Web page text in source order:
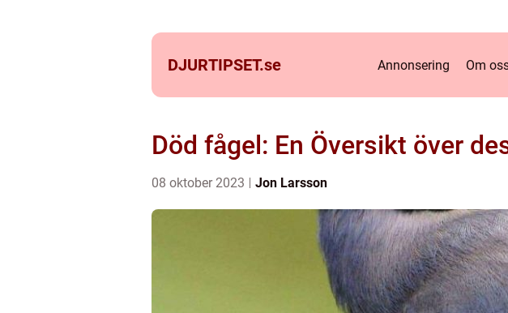
DJURTIPSET.se Annonsering Om
Död fågel: En Översikt över
08 oktober 2023 Jon Larsson